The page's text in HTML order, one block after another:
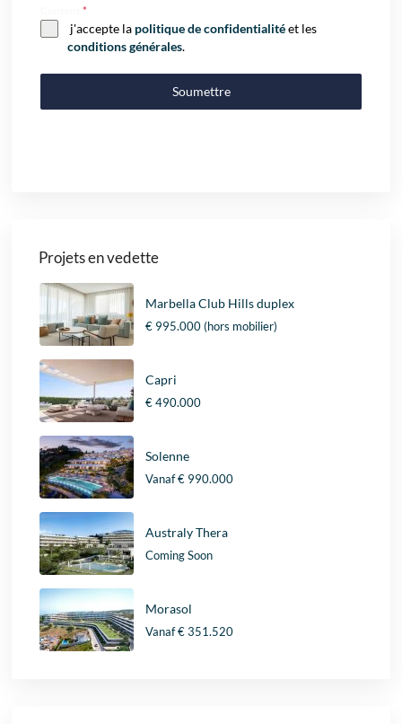
Consent*
j'accepte la politique de confidentialitéet les
conditions générales.
Soumettre
Projets en vedette
Marbella Club Hills duplex
€ 995.000(hors mobilier)
Capri
€ 490.000
Solenne
Vanaf€ 990.000
Australy Thera
Coming Soon
Morasol
Vanaf€ 351.520